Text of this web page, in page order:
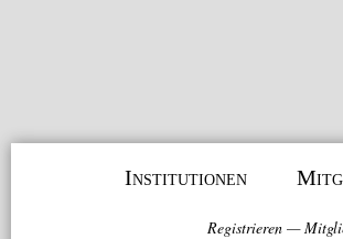
Institutionen
Registrieren—